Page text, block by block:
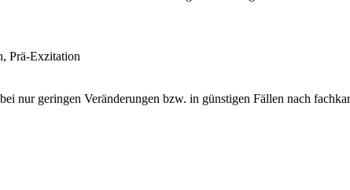
Prä-Exzitation
nur geringen Veränderungen bzw. in günstigen Fällen nach